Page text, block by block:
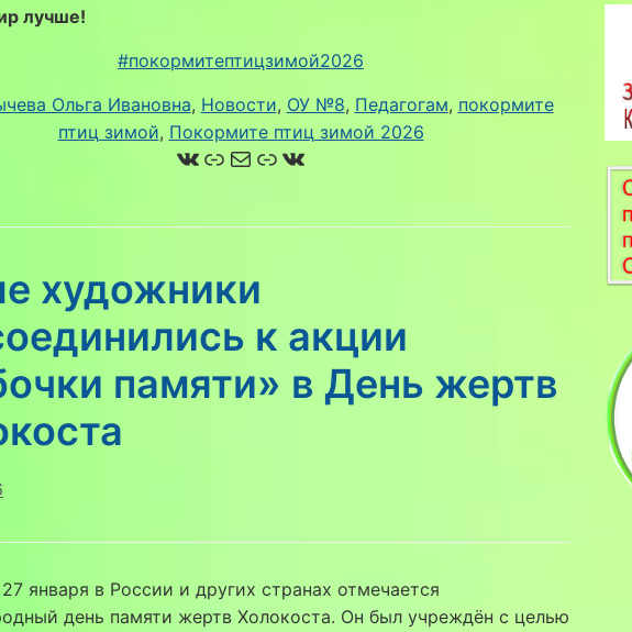
лучше!
#покормитептицзимой2026
Ольга Ивановна, Новости, ОУ №8, Педагогам, покормите
птиц зимой, Покормите птиц зимой 2026
ВКонтакте
Ссылка
Почта
Ссылка
ВКонтакте
художники
к акции
памяти» в День жертв
января в России и других странах отмечается
день памяти жертв Холокоста. Он был учреждён с целью